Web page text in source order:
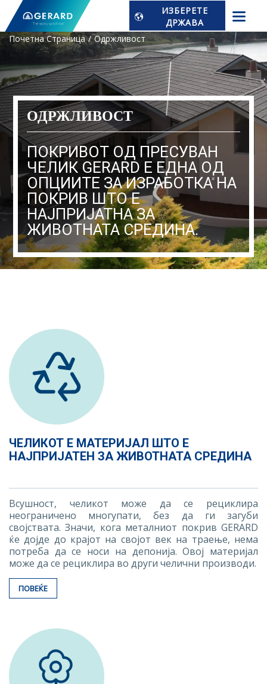
ИЗБЕРЕТЕ
ДРЖАВА
Почетна Страница
Одржливост
ОДРЖЛИВОСТ
ПОКРИВОТ ОД ПРЕСУВАН
ЧЕЛИК GERARD Е ЕДНА ОД
ОПЦИИТЕ ЗА ИЗРАБОТКА НА
ПОКРИВ ШТО Е
НАЈПРИЈАТНА ЗА
ЖИВОТНАТА СРЕДИНА.
ЧЕЛИКОТ Е МАТЕРИЈАЛ ШТО Е
НАЈПРИЈАТЕН ЗА ЖИВОТНАТА СРЕДИНА
Всушност, челикот може да се рециклира
неограничено многупати, без да ги загуби
својствата. Значи, кога металниот покрив GERARD
ќе дојде до крајот на својот век на траење, нема
потреба да се носи на депонија. Овој материјал
може да се рециклира во други челични производи.
ПОВЕЌЕ